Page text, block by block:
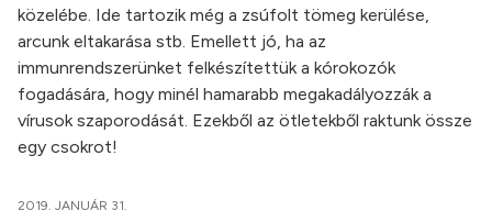
közelébe. Ide tartozik még a zsúfolt tömeg kerülése,
arcunk eltakarása stb. Emellett jó, ha az
immunrendszerünket felkészítettük a kórokozók
fogadására, hogy minél hamarabb megakadályozzák a
vírusok szaporodását. Ezekből az ötletekből raktunk össze
egy csokrot!
2019. JANUÁR 31.